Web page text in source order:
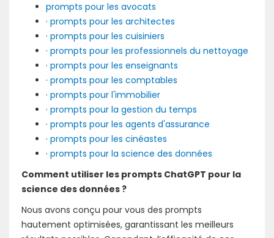
prompts pour les avocats
· prompts pour les architectes
· prompts pour les cuisiniers
· prompts pour les professionnels du nettoyage
· prompts pour les enseignants
· prompts pour les comptables
· prompts pour l'immobilier
· prompts pour la gestion du temps
· prompts pour les agents d'assurance
· prompts pour les cinéastes
· prompts pour la science des données
Comment utiliser les prompts ChatGPT pour la
science des données ?
Nous avons conçu pour vous des prompts
hautement optimisées, garantissant les meilleurs